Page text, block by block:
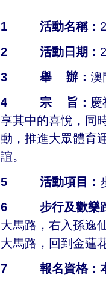
1 活動名稱：
2 活動日期：
3 舉 辦： 澳
4 宗 旨： 慶
享其中的喜悅，同
動，推進大眾體育
誼。
5 活動項目：
6 步行及歡樂
大馬路，右入孫逸
大馬路，回到金蓮
7 報名資格：